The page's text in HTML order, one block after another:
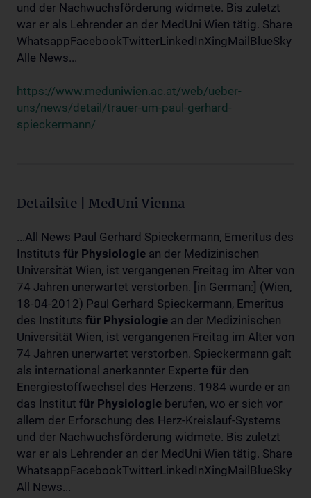
und der Nachwuchsförderung widmete. Bis zuletzt
war er als Lehrender an der MedUni Wien tätig. Share
WhatsappFacebookTwitterLinkedInXingMailBlueSky
Alle News...
https://www.meduniwien.ac.at/web/ueber-
uns/news/detail/trauer-um-paul-gerhard-
spieckermann/
Detailsite | MedUni Vienna
...All News Paul Gerhard Spieckermann, Emeritus des
Instituts für Physiologie an der Medizinischen
Universität Wien, ist vergangenen Freitag im Alter von
74 Jahren unerwartet verstorben. [in German:] (Wien,
18-04-2012) Paul Gerhard Spieckermann, Emeritus
des Instituts für Physiologie an der Medizinischen
Universität Wien, ist vergangenen Freitag im Alter von
74 Jahren unerwartet verstorben. Spieckermann galt
als international anerkannter Experte für den
Energiestoffwechsel des Herzens. 1984 wurde er an
das Institut für Physiologie berufen, wo er sich vor
allem der Erforschung des Herz-Kreislauf-Systems
und der Nachwuchsförderung widmete. Bis zuletzt
war er als Lehrender an der MedUni Wien tätig. Share
WhatsappFacebookTwitterLinkedInXingMailBlueSky
All News...